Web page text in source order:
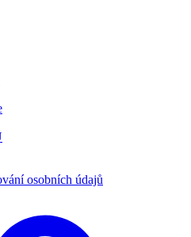
osobních údajů